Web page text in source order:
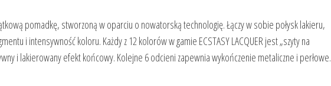
pomadkę, stworzoną w oparciu o nowatorską technologię. Łączy w sobie połysk lakieru,
i intensywność koloru. Każdy z 12 kolorów w gamie ECSTASY LACQUER jest „szyty na
i lakierowany efekt końcowy. Kolejne 6 odcieni zapewnia wykończenie metaliczne i perłowe.